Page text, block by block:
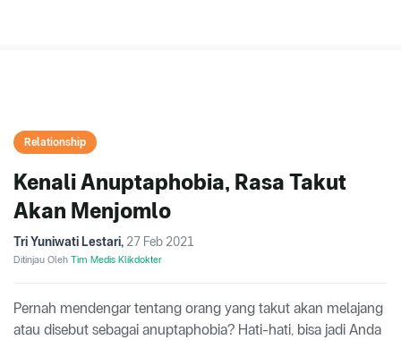
Relationship
Kenali Anuptaphobia, Rasa Takut
Akan Menjomlo
Tri Yuniwati Lestari, 27 Feb 2021
Ditinjau Oleh Tim Medis Klikdokter
Pernah mendengar tentang orang yang takut akan melajang
atau disebut sebagai anuptaphobia? Hati-hati, bisa jadi Anda